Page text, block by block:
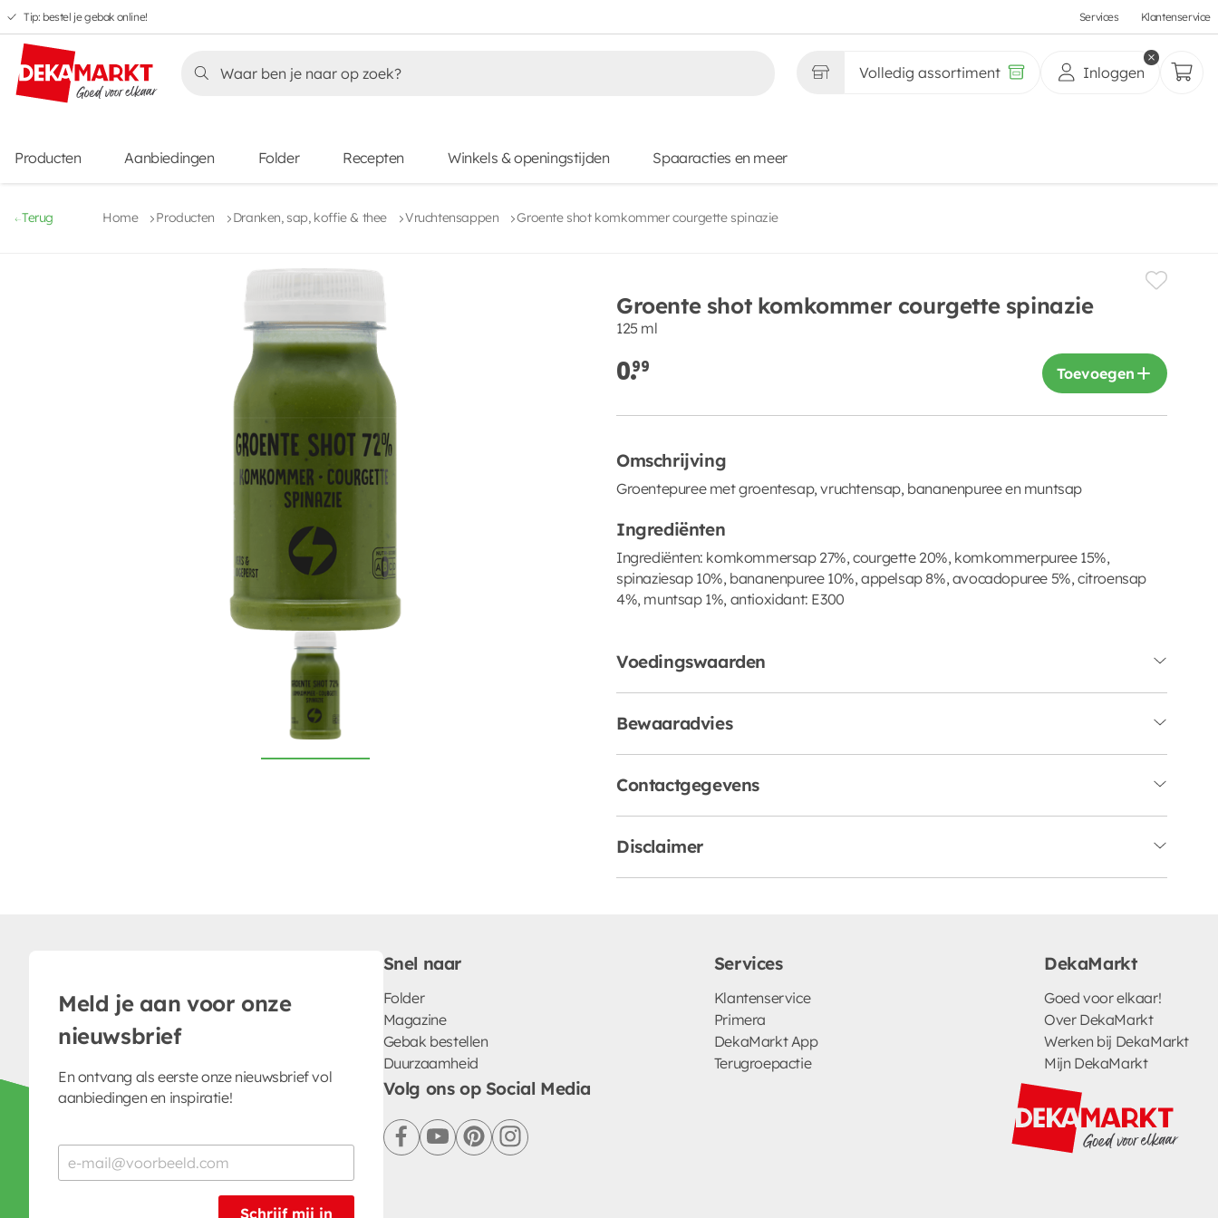
Overslaan
naar
hoofdnavigatie
Overslaan
naar
hoofdinhoud
Overslaan
naar
voettekstinhoud
Overslaan
naar
aanbiedingen
Tip: bestel je gebak online! Services Klantenservice
Volledig assortiment Inloggen
Producten Aanbiedingen Folder Recepten Winkels & openingstijden Spaaracties en meer
Terug Home Producten Dranken, sap, koffie & thee Vruchtensappen Groente shot komkommer courgette spinazie
Groente shot komkommer courgette spinazie
125 ml
0.99 Toevoegen
Omschrijving
Groentepuree met groentesap, vruchtensap, bananenpuree en muntsap
Ingrediënten
Ingrediënten: komkommersap 27%, courgette 20%, komkommerpuree 15%,
spinaziesap 10%, bananenpuree 10%, appelsap 8%, avocadopuree 5%, citroensap
4%, muntsap 1%, antioxidant: E300
Voedingswaarden
Bewaaradvies
Contactgegevens
Disclaimer
Meld je aan voor onze
nieuwsbrief
En ontvang als eerste onze nieuwsbrief vol
aanbiedingen en inspiratie!
Schrijf mij in
Snel naar
Folder
Magazine
Gebak bestellen
Duurzaamheid
Services
Klantenservice
Primera
DekaMarkt App
Terugroepactie
DekaMarkt
Goed voor elkaar!
Over DekaMarkt
Werken bij DekaMarkt
Mijn DekaMarkt
Volg ons op Social Media
facebookyoutubepinterestinstagram